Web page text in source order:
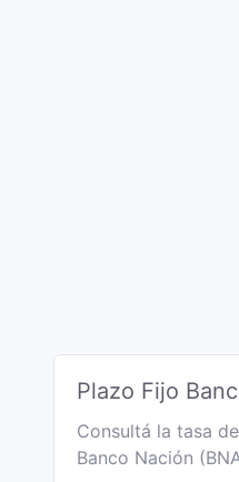
Plazo Fijo
Consultá la tasa
Banco Nación